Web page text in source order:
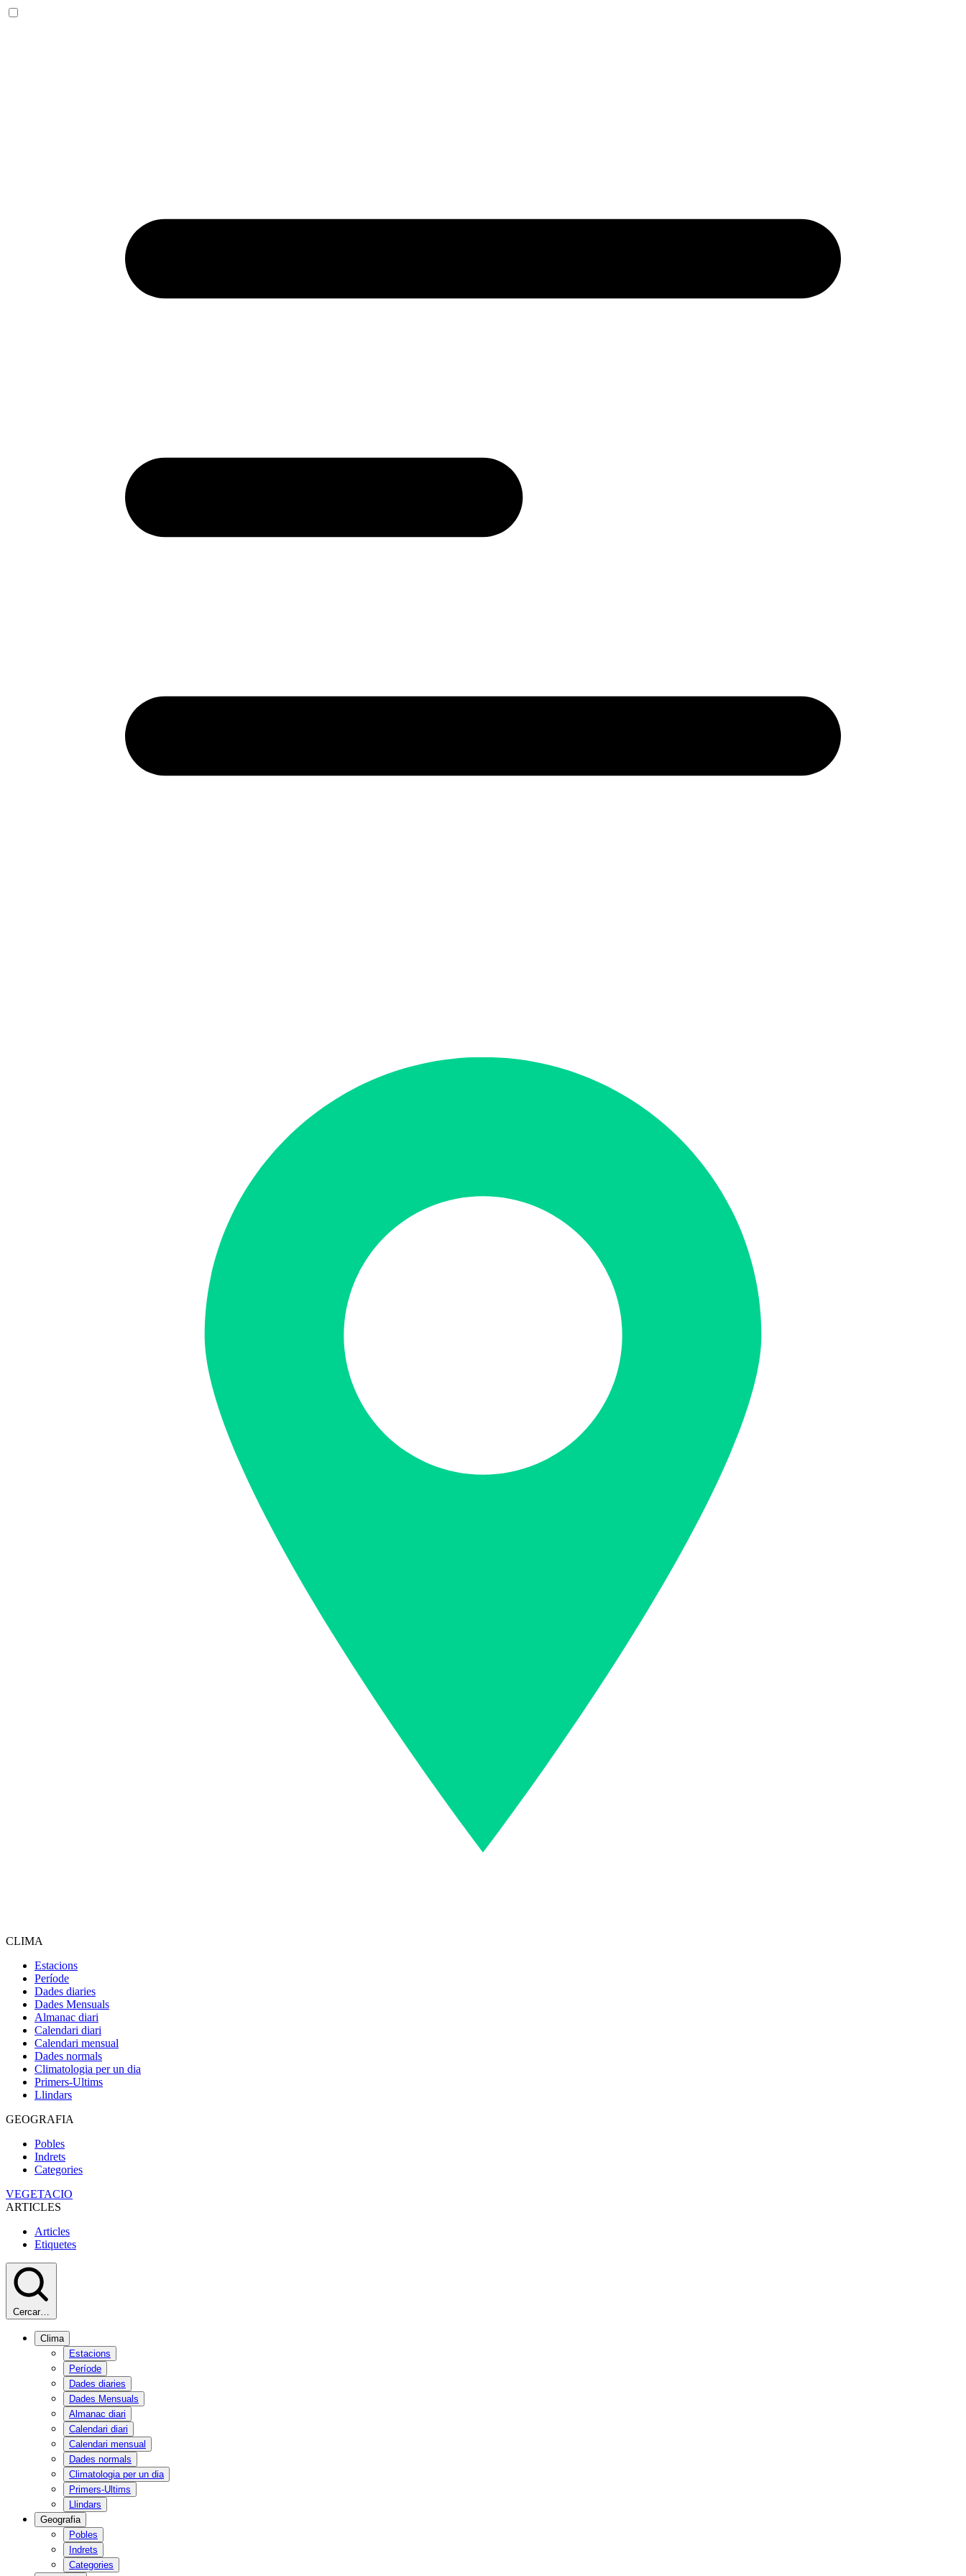
CLIMA
Estacions
Període
Dades diaries
Dades Mensuals
Almanac diari
Calendari diari
Calendari mensual
Dades normals
Climatologia per un dia
Primers-Ultims
Llindars
GEOGRAFIA
Pobles
Indrets
Categories
VEGETACIO
ARTICLES
Articles
Etiquetes
Cercar…
Clima
Estacions
Període
Dades diaries
Dades Mensuals
Almanac diari
Calendari diari
Calendari mensual
Dades normals
Climatologia per un dia
Primers-Ultims
Llindars
Geografia
Pobles
Indrets
Categories